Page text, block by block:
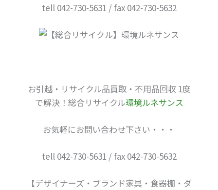
tell 042-730-5631 / fax 042-730-5632
お引越・リサイクル品買取・不用品回収 1度
で解決！総合リサイクル環境ルネサンス
お気軽にお問い合わせ下さい・・・
tell 042-730-5631 / fax 042-730-5632
【デザイナーズ・ブランド家具・食器棚・ダ